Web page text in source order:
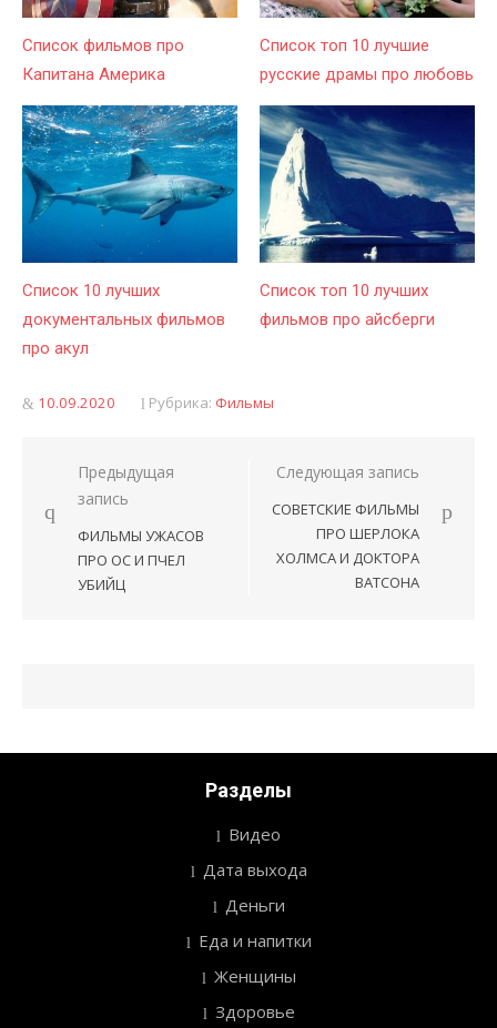
Список фильмов про
Капитана Америка
Список топ 10 лучшие
русские драмы про любовь
Список 10 лучших
документальных фильмов
про акул
Список топ 10 лучших
фильмов про айсберги
Опубликовано
10.09.2020 Рубрика: Фильмы
Навигация
по
записям
Предыдущая
запись
ФИЛЬМЫ УЖАСОВ
ПРО ОС И ПЧЕЛ
УБИЙЦ
Следующая запись
СОВЕТСКИЕ ФИЛЬМЫ
ПРО ШЕРЛОКА
ХОЛМСА И ДОКТОРА
ВАТСОНА
Разделы
Видео
Дата выхода
Деньги
Еда и напитки
Женщины
Здоровье